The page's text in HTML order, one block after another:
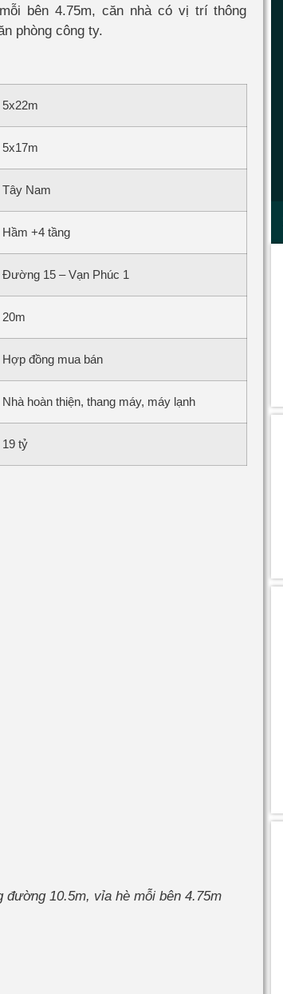
bên 4.75m, căn nhà có vị trí thông
phòng công ty.
5x22m
5x17m
Tây Nam
Hầm +4 tầng
Đường 15 – Vạn Phúc 1
20m
Hợp đồng mua bán
Nhà hoàn thiện, thang máy, máy lạnh
19 tỷ
10.5m, vỉa hè mỗi bên 4.75m